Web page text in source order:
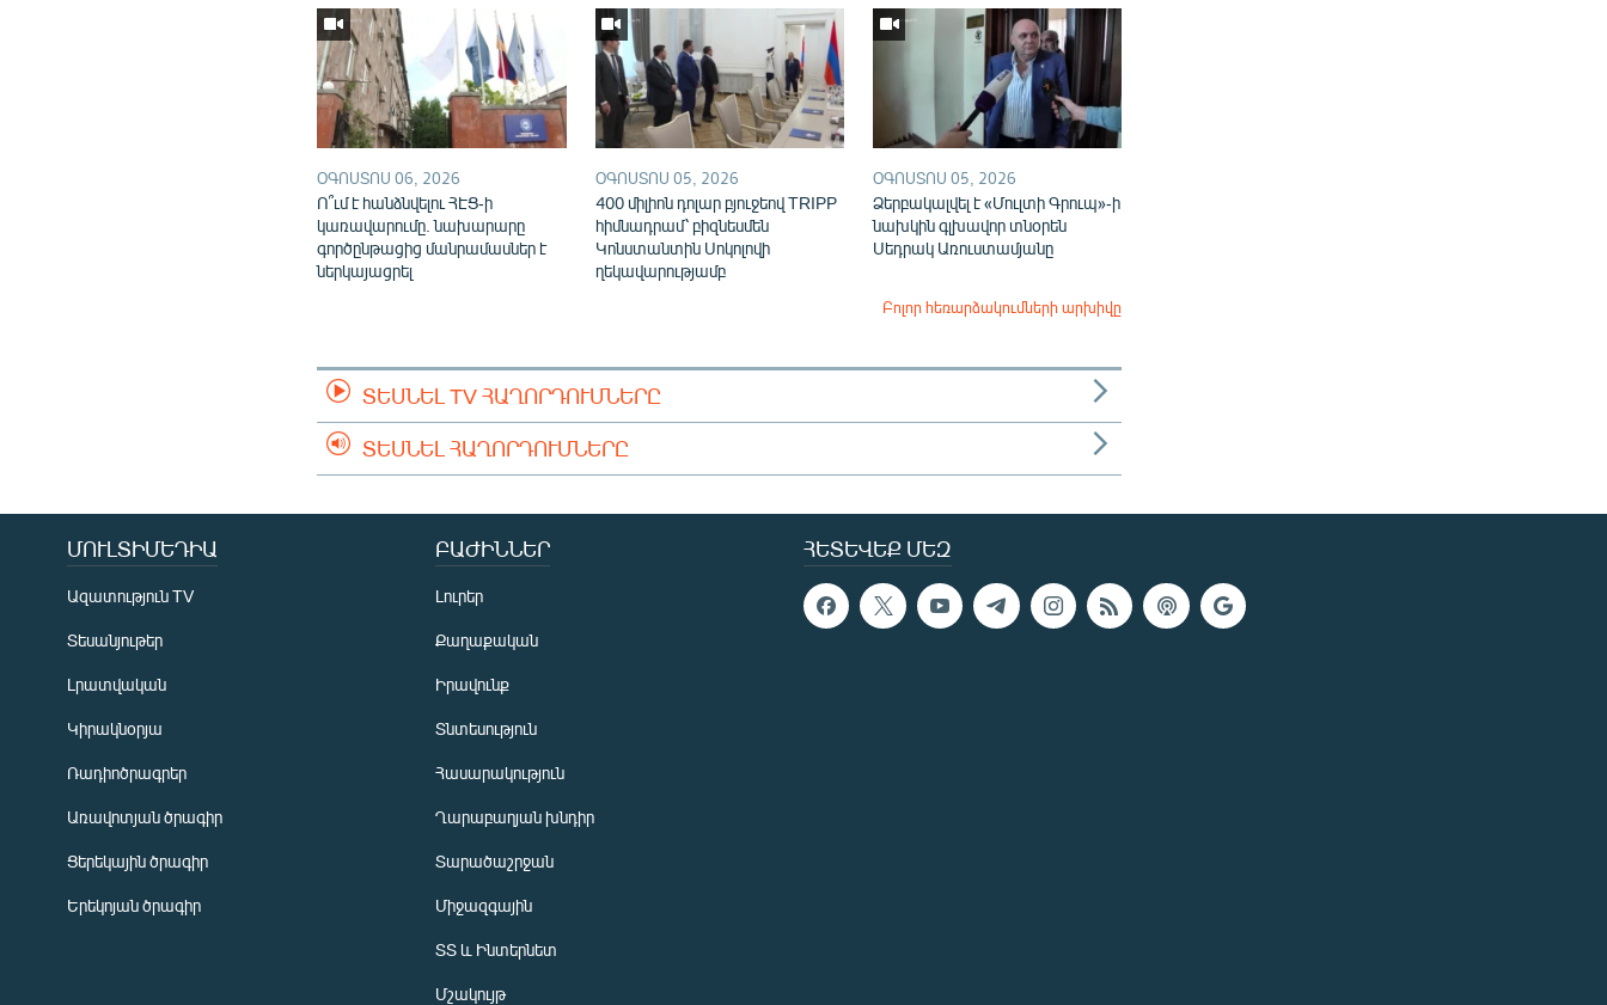
ՕԳՈՍՏՈՍ 06, 2026
Ո՞ւմ է հանձնվելու ՀԷՑ-ի
կառավարումը. նախարարը
գործընթացից մանրամասներ է
ներկայացրել
ՕԳՈՍՏՈՍ 05, 2026
400 միլիոն դոլար բյուջեով TRIPP
հիմնադրամ՝ բիզնեսմեն
Կոնստանտին Սոկոլովի
ղեկավարությամբ
ՕԳՈՍՏՈՍ 05, 2026
Ձերբակալվել է «Մուլտի Գրուպ»-ի
նախկին գլխավոր տնօրեն
Սեդրակ Առուստամյանը
Բոլոր հեռարձակումների արխիվը
ՏԵՍՆԵԼ TV ՀԱՂՈՐԴՈՒՄՆԵՐԸ
ՏԵՍՆԵԼ ՀԱՂՈՐԴՈՒՄՆԵՐԸ
ՀԵՏԵՎԵՔ ՄԵԶ
ՄՈՒԼՏԻՄԵԴԻԱ
Ազատություն TV
Տեսանյութեր
Լրատվական
Կիրակնօրյա
Ռադիոծրագրեր
Առավոտյան ծրագիր
Ցերեկային ծրագիր
Երեկոյան ծրագիր
ԲԱԺԻՆՆԵՐ
Լուրեր
Քաղաքական
Իրավունք
Տնտեսություն
Հասարակություն
Ղարաբաղյան խնդիր
Տարածաշրջան
Միջազգային
ՏՏ և Ինտերնետ
Մշակույթ